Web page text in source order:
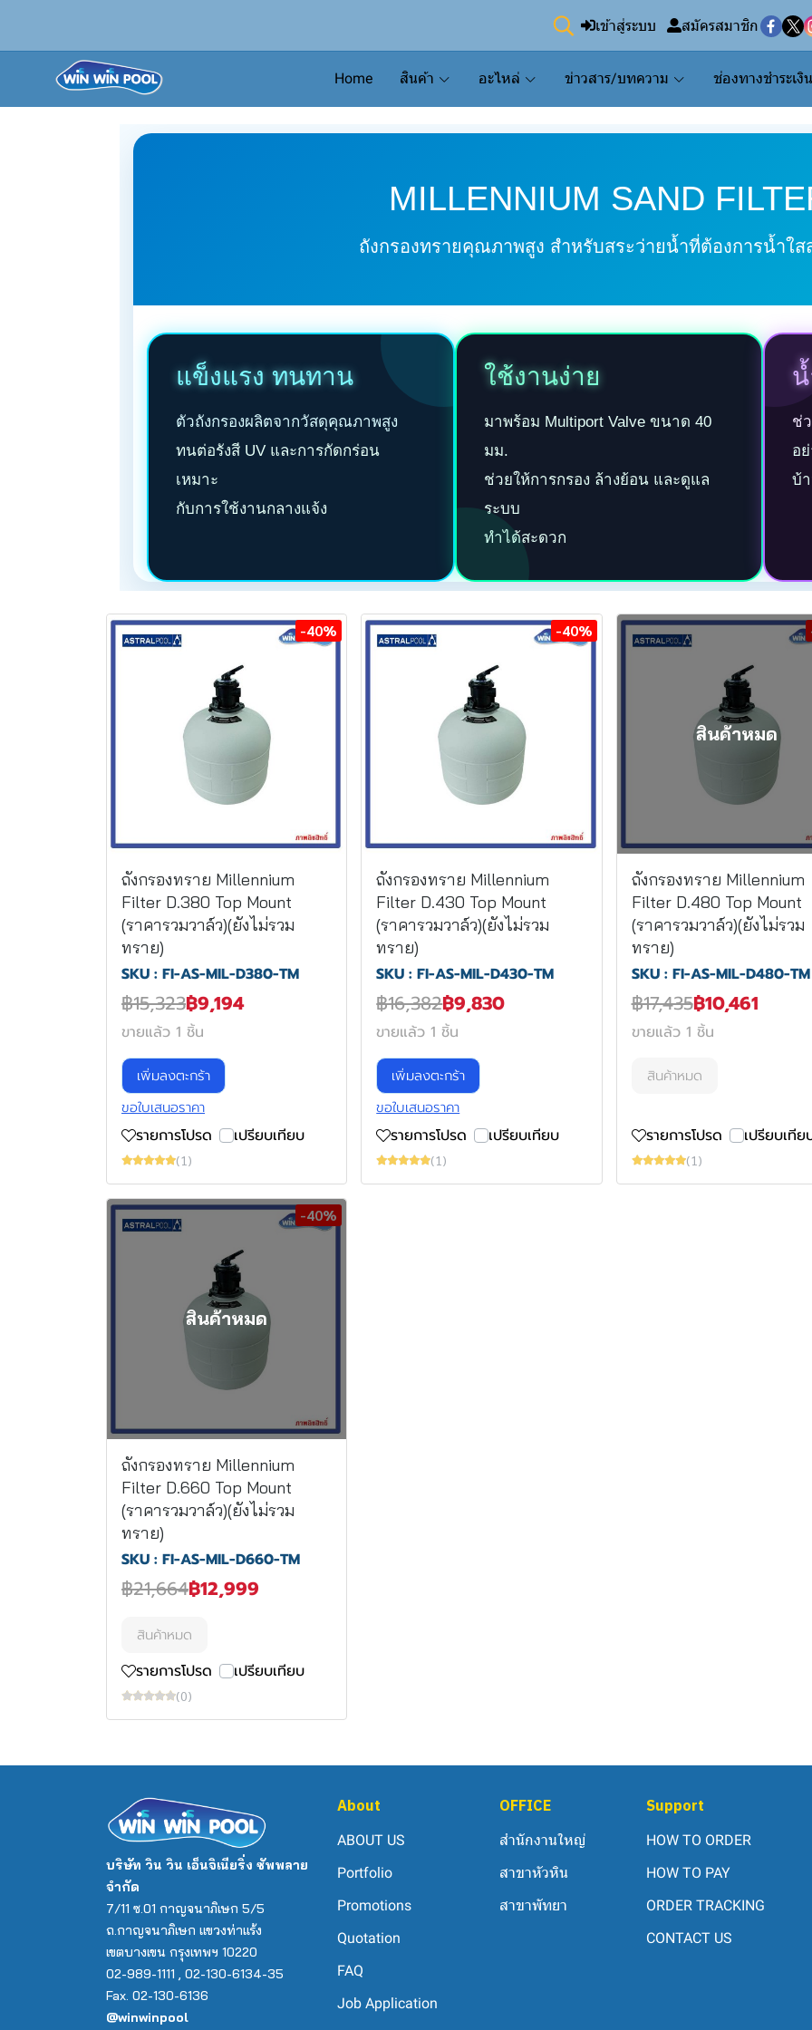
เข้าสู่ระบบ สมัครสมาชิก
Home สินค้า อะไหล่ ข่าวสาร/บทความ ช่องทางชำระเงิน
MILLENNIUM SAND
ถังกรองทรายคุณภาพสูง สำหรับสระว่ายน้ำที่ต้องการน้ำใส
แข็งแรง ทนทาน
ตัวถังกรองผลิตจากวัสดุคุณภาพสูง
ทนต่อรังสี UV และการกัดกร่อน
เหมาะ
กับการใช้งานกลางแจ้ง
ใช้งานง่าย
มาพร้อม Multiport Valve ขนาด 40
มม.
ช่วยให้การกรอง ล้างย้อน และดูแล
ระบบ
ทำได้สะดวก
ช่
อ
บ้
-40%
ถังกรองทราย Millennium
Filter D.380 Top Mount
(ราคารวมวาล์ว)(ยังไม่รวม
ทราย)
SKU : FI-AS-MIL-D380-TM
฿15,323฿9,194
ขายแล้ว 1 ชิ้น
เพิ่มลงตะกร้า
ขอใบเสนอราคา
รายการโปรด เปรียบเทียบ
(1)
-40%
ถังกรองทราย Millennium
Filter D.430 Top Mount
(ราคารวมวาล์ว)(ยังไม่รวม
ทราย)
SKU : FI-AS-MIL-D430-TM
฿16,382฿9,830
ขายแล้ว 1 ชิ้น
เพิ่มลงตะกร้า
ขอใบเสนอราคา
รายการโปรด เปรียบเทียบ
(1)
สินค้าหมด
ถังกรองทราย Millennium
Filter D.480 Top Mount
(ราคารวมวาล์ว)(ยังไม่รวม
ทราย)
SKU : FI-AS-MIL-D480-TM
฿17,435฿10,461
ขายแล้ว 1 ชิ้น
สินค้าหมด
รายการโปรด เปรียบเทีย
(1)
-40%
สินค้าหมด
ถังกรองทราย Millennium
Filter D.660 Top Mount
(ราคารวมวาล์ว)(ยังไม่รวม
ทราย)
SKU : FI-AS-MIL-D660-TM
฿21,664฿12,999
สินค้าหมด
รายการโปรด เปรียบเทียบ
(0)
บริษัท วิน วิน เอ็นจิเนียริ่ง ซัพพลาย
จำกัด
7/11 ซ.01 กาญจนาภิเษก 5/5
ถ.กาญจนาภิเษก แขวงท่าแร้ง
เขตบางเขน กรุงเทพฯ 10220
02-989-1111 , 02-130-6134-35
Fax. 02-130-6136
@winwinpool
About
ABOUT US
Portfolio
Promotions
Quotation
FAQ
Job Application
OFFICE
สำนักงานใหญ่
สาขาหัวหิน
สาขาพัทยา
Support
HOW TO ORDER
HOW TO PAY
ORDER TRACKING
CONTACT US